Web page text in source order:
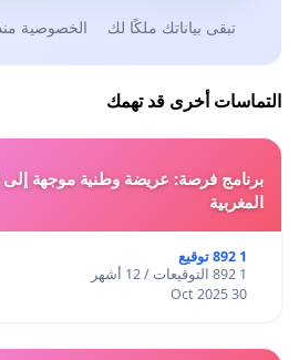
تبقى بياناتك ملكًا لك الخصوصية
التماسات أخرى قد تهمك
برنامج فرصة: عريضة وطنية موجهة
المغربية
1 892 توقيع
1 892 التوقيعات / 12 أشهر
30 Oct 2025